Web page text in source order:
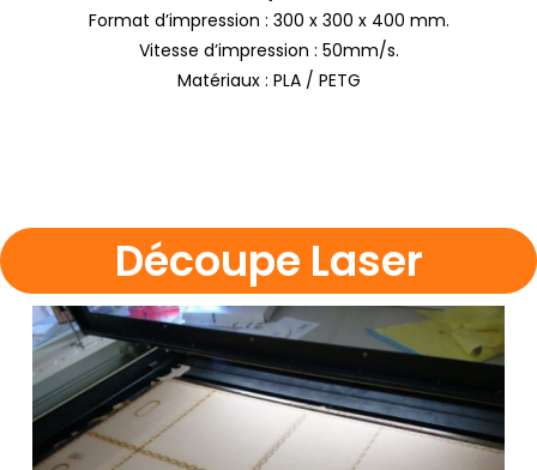
Format d’impression : 300 x 300 x 400 mm.
Vitesse d’impression : 50mm/s.
Matériaux : PLA / PETG
Découpe Laser